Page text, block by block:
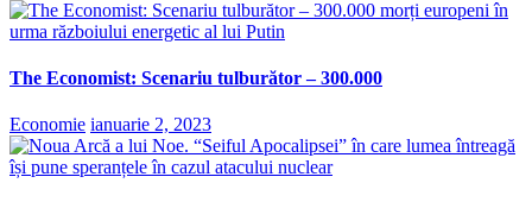
The Economist: Scenariu tulburător – 300.000
Economie ianuarie 2, 2023